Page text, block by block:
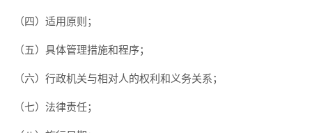
（四）适用原则；
（五）具体管理措施和程序；
（六）行政机关与相对人的权利和义务关系；
（七）法律责任；